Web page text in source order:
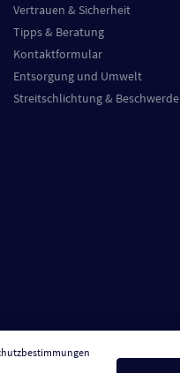
Vertrauen & Sicherheit
Tipps & Beratung
Kontaktformular
Entsorgung und Umwelt
Streitschlichtung & Beschwerde